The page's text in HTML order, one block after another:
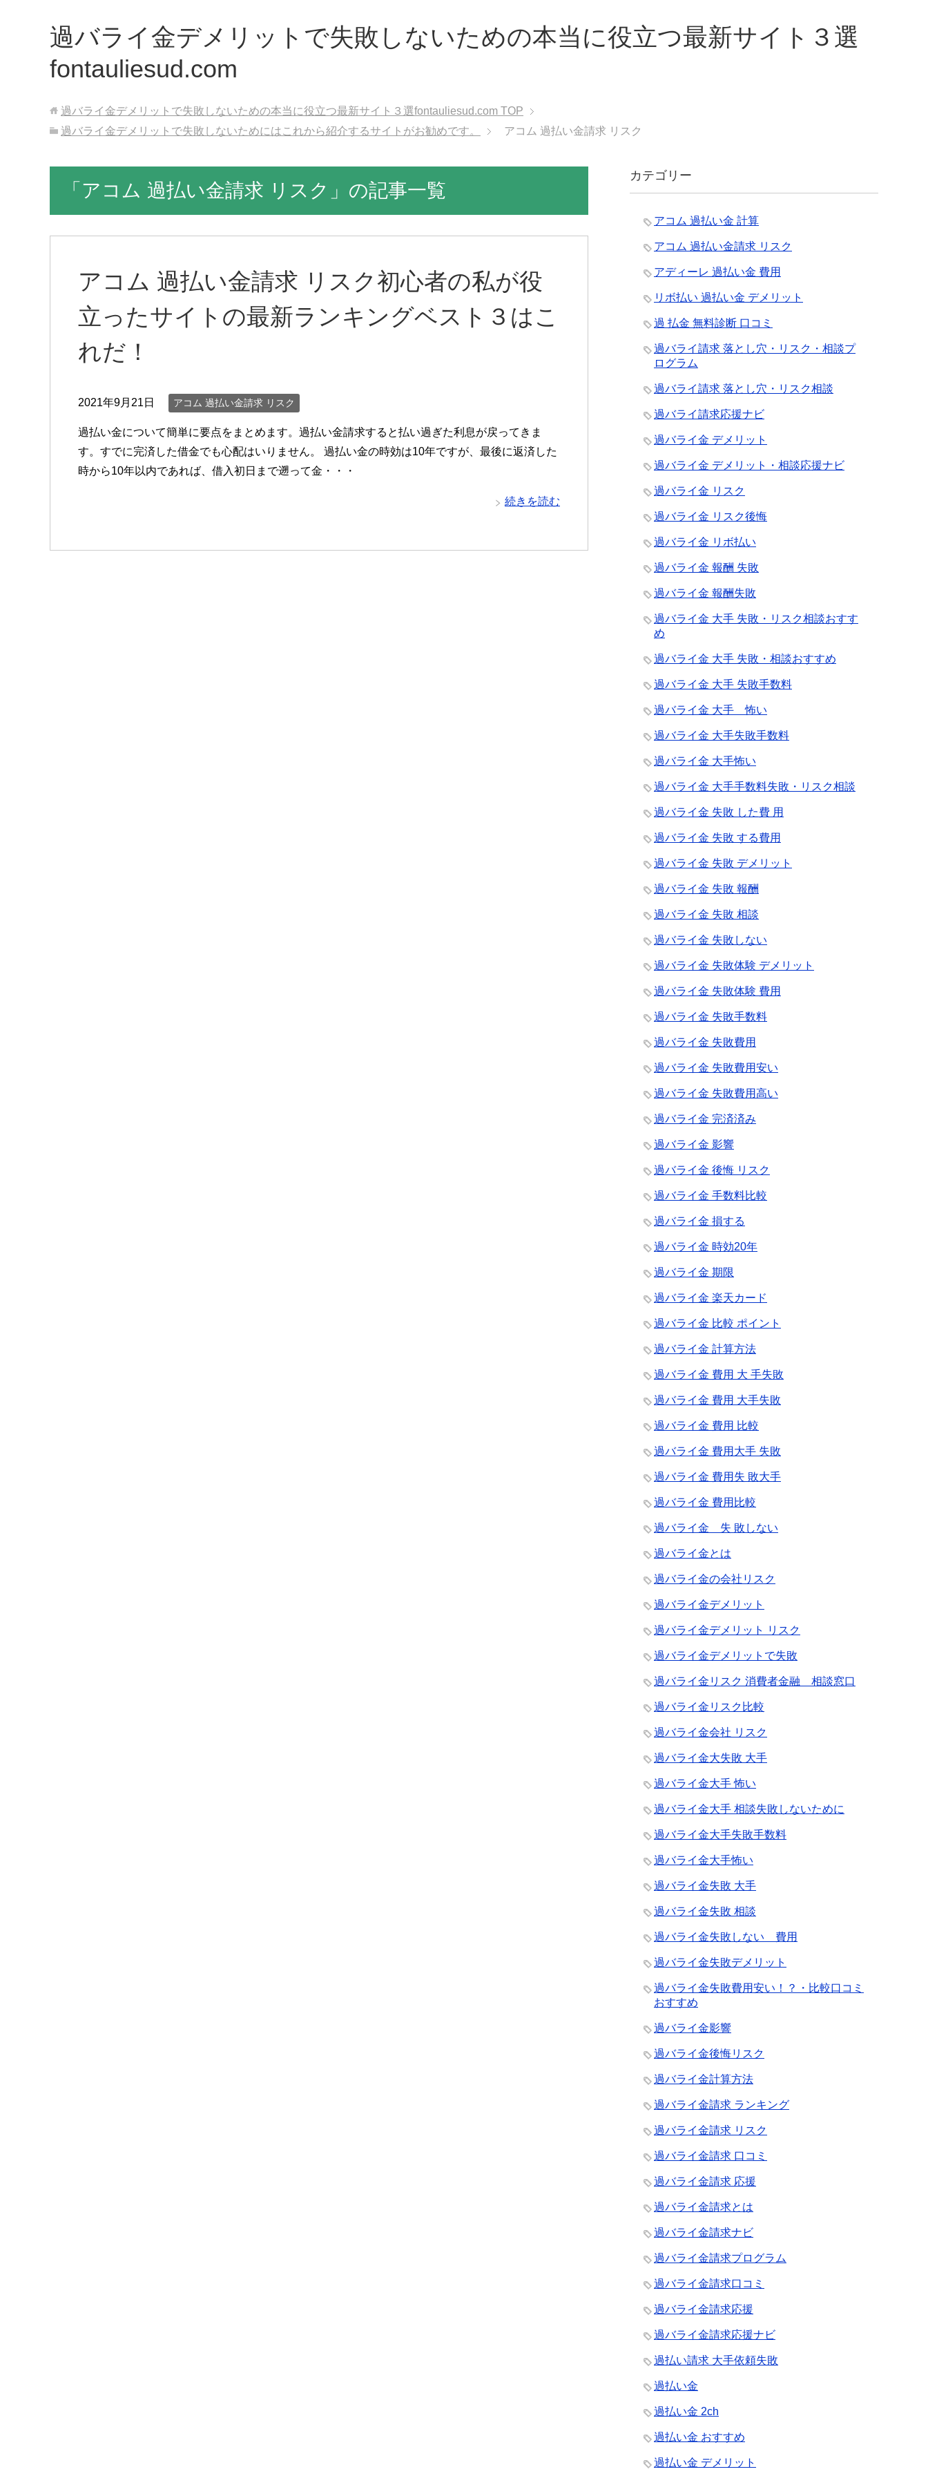
過バライ金デメリットで失敗しないための本当に役立つ最新サイト３選
fontauliesud.com
過バライ金デメリットで失敗しないための本当に役立つ最新サイト３選fontauliesud.com TOP
過バライ金デメリットで失敗しないためにはこれから紹介するサイトがお勧めです。
アコム 過払い金請求 リスク
「アコム 過払い金請求 リスク」の記事一覧
アコム 過払い金請求 リスク初心者の私が役
立ったサイトの最新ランキングベスト３はこ
れだ！
2021年9月21日 アコム 過払い金請求 リスク
過払い金について簡単に要点をまとめます。過払い金請求すると払い過ぎた利息が戻ってきま
す。すでに完済した借金でも心配はいりません。 過払い金の時効は10年ですが、最後に返済した
時から10年以内であれば、借入初日まで遡って金・・・
続きを読む
カテゴリー
アコム 過払い金 計算
アコム 過払い金請求 リスク
アディーレ 過払い金 費用
リボ払い 過払い金 デメリット
過 払金 無料診断 口コミ
過バライ請求 落とし穴・リスク・相談プ
ログラム
過バライ請求 落とし穴・リスク相談
過バライ請求応援ナビ
過バライ金 デメリット
過バライ金 デメリット・相談応援ナビ
過バライ金 リスク
過バライ金 リスク後悔
過バライ金 リボ払い
過バライ金 報酬 失敗
過バライ金 報酬失敗
過バライ金 大手 失敗・リスク相談おすす
め
過バライ金 大手 失敗・相談おすすめ
過バライ金 大手 失敗手数料
過バライ金 大手 怖い
過バライ金 大手失敗手数料
過バライ金 大手怖い
過バライ金 大手手数料失敗・リスク相談
過バライ金 失敗 した費 用
過バライ金 失敗 する費用
過バライ金 失敗 デメリット
過バライ金 失敗 報酬
過バライ金 失敗 相談
過バライ金 失敗しない
過バライ金 失敗体験 デメリット
過バライ金 失敗体験 費用
過バライ金 失敗手数料
過バライ金 失敗費用
過バライ金 失敗費用安い
過バライ金 失敗費用高い
過バライ金 完済済み
過バライ金 影響
過バライ金 後悔 リスク
過バライ金 手数料比較
過バライ金 損する
過バライ金 時効20年
過バライ金 期限
過バライ金 楽天カード
過バライ金 比較 ポイント
過バライ金 計算方法
過バライ金 費用 大 手失敗
過バライ金 費用 大手失敗
過バライ金 費用 比較
過バライ金 費用大手 失敗
過バライ金 費用失 敗大手
過バライ金 費用比較
過バライ金 失 敗しない
過バライ金とは
過バライ金の会社リスク
過バライ金デメリット
過バライ金デメリット リスク
過バライ金デメリットで失敗
過バライ金リスク 消費者金融 相談窓口
過バライ金リスク比較
過バライ金会社 リスク
過バライ金大失敗 大手
過バライ金大手 怖い
過バライ金大手 相談失敗しないために
過バライ金大手失敗手数料
過バライ金大手怖い
過バライ金失敗 大手
過バライ金失敗 相談
過バライ金失敗しない 費用
過バライ金失敗デメリット
過バライ金失敗費用安い！？・比較口コミ
おすすめ
過バライ金影響
過バライ金後悔リスク
過バライ金計算方法
過バライ金請求 ランキング
過バライ金請求 リスク
過バライ金請求 口コミ
過バライ金請求 応援
過バライ金請求とは
過バライ金請求ナビ
過バライ金請求プログラム
過バライ金請求口コミ
過バライ金請求応援
過バライ金請求応援ナビ
過払い請求 大手依頼失敗
過払い金
過払い金 2ch
過払い金 おすすめ
過払い金 デメリット